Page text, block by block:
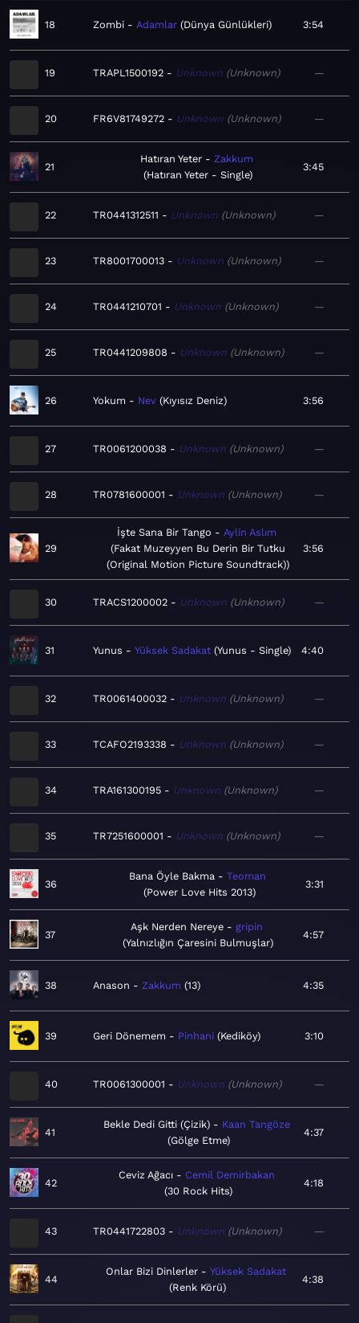
18 Zombi Adamlar Dünya Günlükleri 3:54
19 TRAPL1500192 Unknown Unknown —
20 FR6V81749272 Unknown Unknown —
21
Hatıran Yeter
Zakkum
Hatıran Yeter - Single
3:45
22 TR0441312511 Unknown Unknown —
23 TR8001700013 Unknown Unknown —
24 TR0441210701 Unknown Unknown —
25 TR0441209808 Unknown Unknown —
26 Yokum Nev Kıyısız Deniz 3:56
27 TR0061200038 Unknown Unknown —
28 TR0781600001 Unknown Unknown —
29
İşte Sana Bir Tango
Aylin Aslım
Fakat Muzeyyen Bu Derin Bir Tutku
(Original Motion Picture Soundtrack)
3:56
30 TRACS1200002 Unknown Unknown —
31 Yunus Yüksek Sadakat Yunus - Single 4:40
32 TR0061400032 Unknown Unknown —
33 TCAFO2193338 Unknown Unknown —
34 TRA161300195 Unknown Unknown —
35 TR7251600001 Unknown Unknown —
36
Bana Öyle Bakma
Teoman
Power Love Hits 2013
3:31
37
Aşk Nerden Nereye
gripin
Yalnızlığın Çaresini Bulmuşlar
4:57
38 Anason Zakkum 13 4:35
39 Geri Dönemem Pinhani Kediköy 3:10
40 TR0061300001 Unknown Unknown —
41
Bekle Dedi Gitti (Çizik)
Kaan Tangöze
Gölge Etme
4:37
42
Ceviz Ağacı
Cemil Demirbakan
30 Rock Hits
4:18
43 TR0441722803 Unknown Unknown —
44
Onlar Bizi Dinlerler
Yüksek Sadakat
Renk Körü
4:38